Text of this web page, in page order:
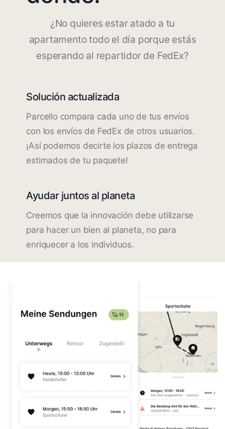
¿No quieres estar atado a tu
apartamento todo el día porque estás
esperando al repartidor de FedEx?
Solución actualizada
Parcello compara cada uno de tus envíos
con los envíos de FedEx de otros usuarios.
¡Así podemos decirte los plazos de entrega
estimados de tu paquete!
Ayudar juntos al planeta
Creemos que la innovación debe utilizarse
para hacer un bien al planeta, no para
enriquecer a los individuos.